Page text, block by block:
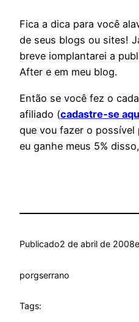
Fica a dica para você
de seus blogs ou sites!
breve iomplantarei a
After e em meu blog.
Então se você fez o
afiliado (cadastre-se
que vou fazer o possível
eu ganhe meus 5%
Publicado2 de abril de 2008
porgserrano
Tags: